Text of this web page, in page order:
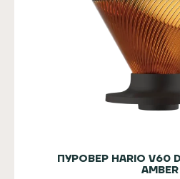
ПУРОВЕР HARIO V60
AMBER